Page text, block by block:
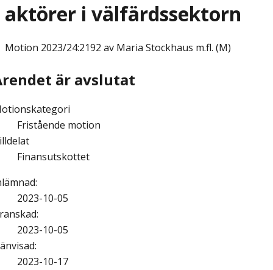
aktörer i välfärdssektorn
Motion 2023/24:2192 av Maria Stockhaus m.fl. (M)
är avslutat
Fristående motion
Finansutskottet
:
2023-10-05
:
2023-10-05
:
2023-10-17